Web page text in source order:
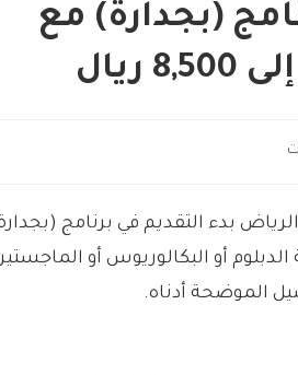
(بجدارة) مع
بدء التقديم في برنامج
العمل لعام 2025م، لحملة الدبلوم أو البكالوريوس أو
الموضحة أدناه.